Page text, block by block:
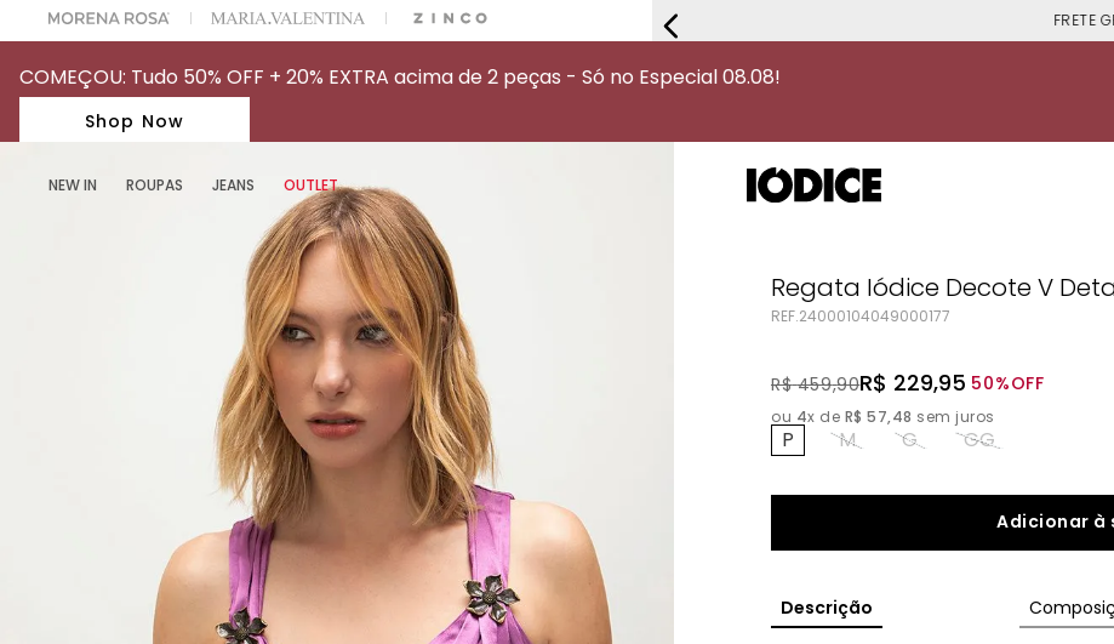
ESCOLHER SEU LOOK? FALE COM NOSSA PERSONAL SHOPPER. FRETE
COMEÇOU: Tudo 50% OFF + 20% EXTRA acima de 2 peças - Só no Especial 08.08!
Shop Now
NEW IN ROUPAS JEANS OUTLET
Regata Iódice Decote V
REF.24000104049000177
R$ 459,90R$ 229,95 50%OFF
ou 4x de R$ 57,48 sem juros
P M G GG
Adicionar à
Descrição